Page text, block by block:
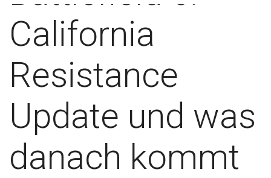
California
Resistance
Update und was
danach kommt